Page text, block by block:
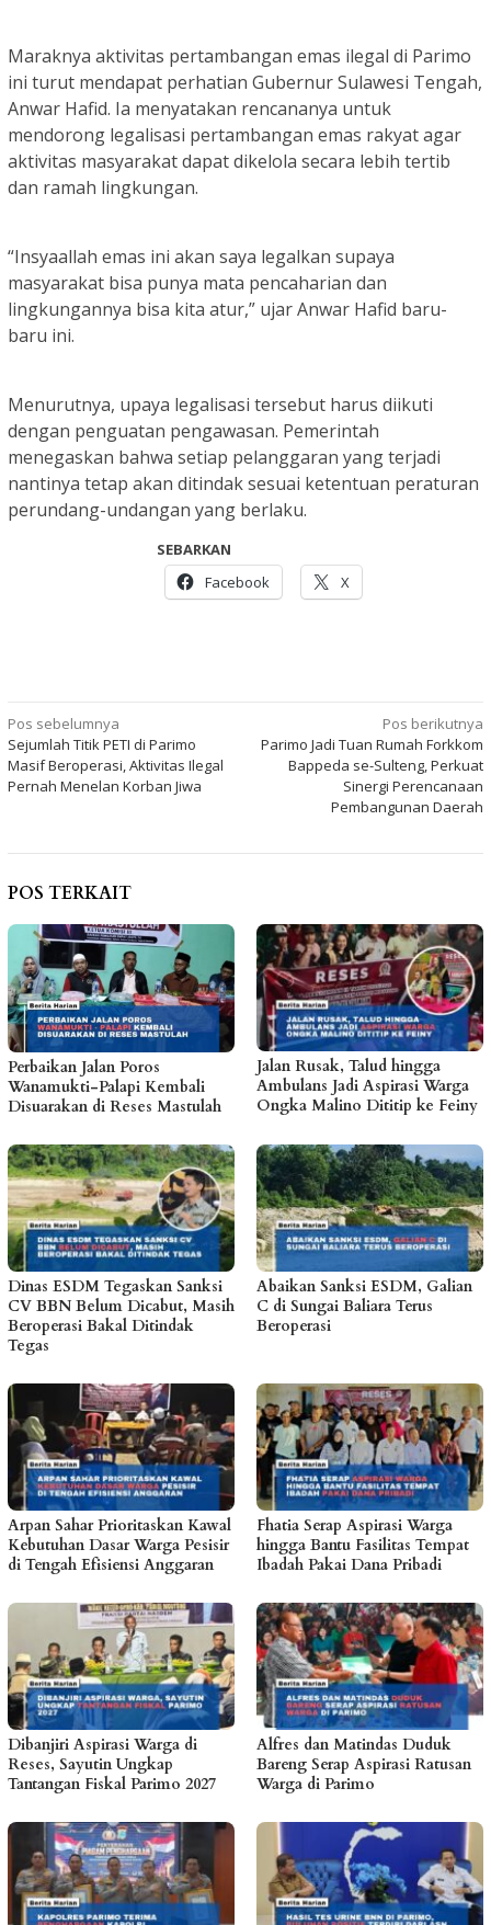
Maraknya aktivitas pertambangan emas ilegal di Parimo
ini turut mendapat perhatian Gubernur Sulawesi Tengah,
Anwar Hafid. Ia menyatakan rencananya untuk
mendorong legalisasi pertambangan emas rakyat agar
aktivitas masyarakat dapat dikelola secara lebih tertib
dan ramah lingkungan.
“Insyaallah emas ini akan saya legalkan supaya
masyarakat bisa punya mata pencaharian dan
lingkungannya bisa kita atur,” ujar Anwar Hafid baru-
baru ini.
Menurutnya, upaya legalisasi tersebut harus diikuti
dengan penguatan pengawasan. Pemerintah
menegaskan bahwa setiap pelanggaran yang terjadi
nantinya tetap akan ditindak sesuai ketentuan peraturan
perundang-undangan yang berlaku.
SEBARKAN
Facebook
X
Navigasi
pos
Pos sebelumnya
Sejumlah Titik PETI di Parimo
Masif Beroperasi, Aktivitas Ilegal
Pernah Menelan Korban Jiwa
Pos berikutnya
Parimo Jadi Tuan Rumah Forkkom
Bappeda se-Sulteng, Perkuat
Sinergi Perencanaan
Pembangunan Daerah
POS TERKAIT
Perbaikan Jalan Poros
Wanamukti-Palapi Kembali
Disuarakan di Reses Mastulah
Jalan Rusak, Talud hingga
Ambulans Jadi Aspirasi Warga
Ongka Malino Dititip ke Feiny
Dinas ESDM Tegaskan Sanksi
CV BBN Belum Dicabut, Masih
Beroperasi Bakal Ditindak
Tegas
Abaikan Sanksi ESDM, Galian
C di Sungai Baliara Terus
Beroperasi
Arpan Sahar Prioritaskan Kawal
Kebutuhan Dasar Warga Pesisir
di Tengah Efisiensi Anggaran
Fhatia Serap Aspirasi Warga
hingga Bantu Fasilitas Tempat
Ibadah Pakai Dana Pribadi
Dibanjiri Aspirasi Warga di
Reses, Sayutin Ungkap
Tantangan Fiskal Parimo 2027
Alfres dan Matindas Duduk
Bareng Serap Aspirasi Ratusan
Warga di Parimo